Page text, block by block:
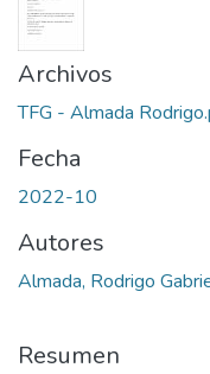
Archivos
TFG - Almada
Fecha
2022-10
Autores
Almada, Rodrigo
Resumen